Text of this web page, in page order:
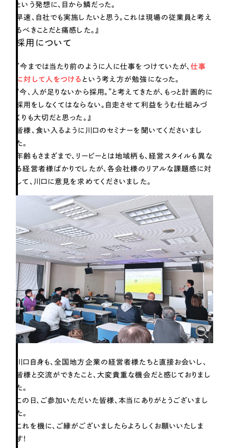
という発想に、目から鱗だった。
早速、自社でも実施したいと思う。これは現場の従業員と考え
るべきことだと痛感した。』
採用について
『今までは当たり前のように人に仕事をつけていたが、仕事
に対して人をつける という考え方が勉強になった。
“今、人が足りないから採用。”と考えてきたが、もっと計画的に
採用をしなくてはならない。自走させて利益をうむ仕組みづ
くりも大切だと思った。』
皆様、食い入るように川口のセミナーを聞いてくださいまし
た。
年齢もさまざまで、リーピーとは地域柄も、経営スタイルも異な
る経営者様ばかりでしたが、各会社様のリアルな課題感に対
して、川口に意見を求めてくださいました。
川口自身も、全国地方企業の経営者様たちと直接お会いし、
皆様と交流ができたこと、大変貴重な機会だと感じておりまし
た。
この日、ご参加いただいた皆様、本当にありがとうございまし
た。
これを機に、ご縁がございましたらよろしくお願いいたしま
す！